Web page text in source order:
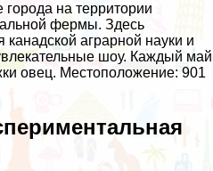
города на территории
фермы. Здесь
аграрной науки и
шоу. Каждый май
овец. Местоположение: 901